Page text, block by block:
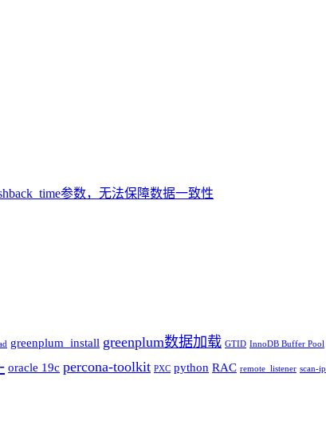
参数，无法保障数据一致性
greenplum_install greenplum数据加载 GTID InnoDB Buffer Pool
oracle 19c percona-toolkit PXC python RAC remote_listener scan-ip